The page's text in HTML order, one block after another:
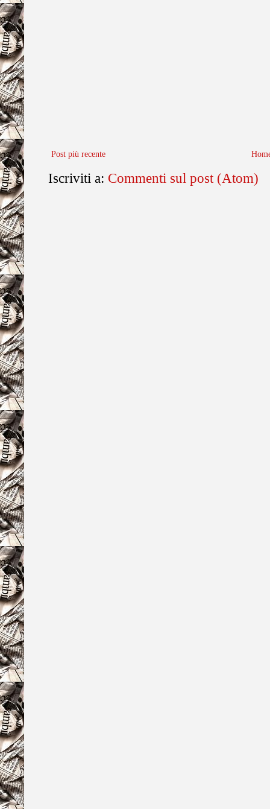
Post più recente
Iscriviti a: Commenti sul post (Atom)